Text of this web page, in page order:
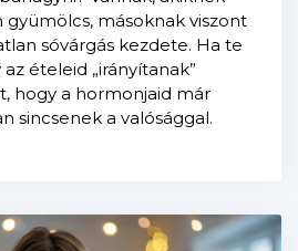
gyümölcs, másoknak viszont
sóvárgás kezdete. Ha te
ételeid „irányítanak”
hogy a hormonjaid már
sincsenek a valósággal.